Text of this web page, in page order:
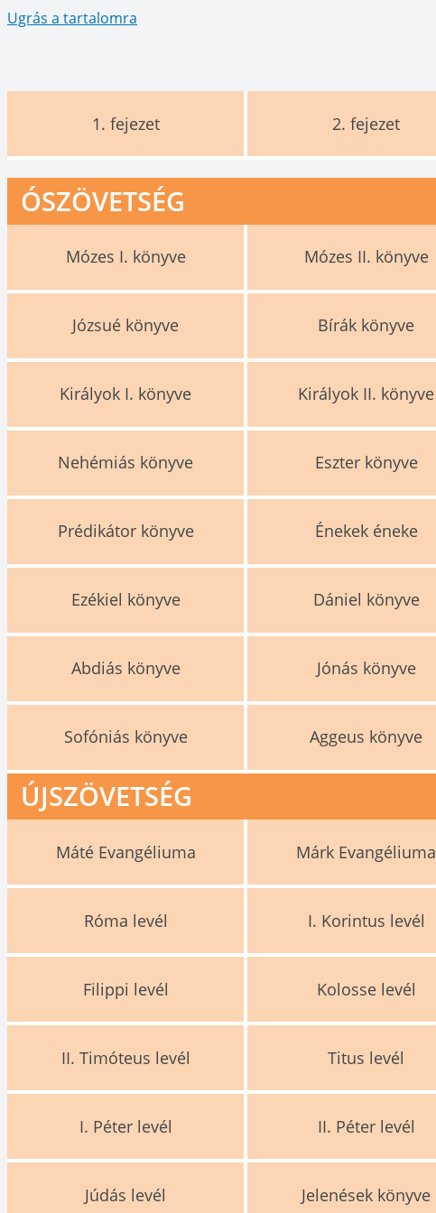
Ugrás a tartalomra
1. fejezet 2. fejezet
ÓSZÖVETSÉG
Mózes I. könyve Mózes II. könyve
Józsué könyve Bírák könyve
Királyok I. könyve Királyok II. könyve
Nehémiás könyve Eszter könyve
Prédikátor könyve Énekek éneke
Ezékiel könyve Dániel könyve
Abdiás könyve Jónás könyve
Sofóniás könyve Aggeus könyve
ÚJSZÖVETSÉG
Máté Evangéliuma Márk Evangéliuma
Róma levél I. Korintus levél
Filippi levél Kolosse levél
II. Timóteus levél Titus levél
I. Péter levél II. Péter levél
Júdás levél Jelenések könyve